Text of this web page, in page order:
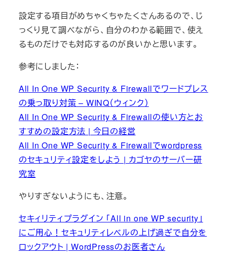
設定する項目がめちゃくちゃたくさんあるので、じ
っくり見て調べながら、自分のわかる範囲で、使え
るものだけでも対応するのが良いかと思います。
参考にしました：
All In One WP Security & Firewallでワードプレス
の乗っ取り対策 – WINQ（ウィンク）
All In One WP Security & Firewallの使い方とお
すすめの設定方法 | 今日の経営
All In One WP Security & Firewallでwordpress
のセキュリティ設定をしよう | カゴヤのサーバー研
究室
やりすぎないようにも、注意。
セキィリティプラグイン 「All in one WP security」
にご用心！セキュリティレベルの上げ過ぎで自分を
ロックアウト | WordPressのお医者さん